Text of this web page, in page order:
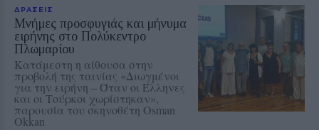
ΔΡΑΣΕΙΣ
Μνήμες προσφυγιάς και μήνυμα
ειρήνης στο Πολύκεντρο
Πλωμαρίου
Κατάμεστη η αίθουσα στην
προβολή της ταινίας «Διωγμένοι
για την ειρήνη – Όταν οι Έλληνες
και οι Τούρκοι χωρίστηκαν»,
παρουσία του σκηνοθέτη Osman
Okkan